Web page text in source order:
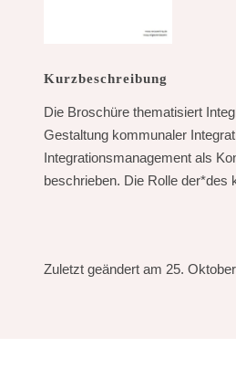
Kurzbeschreibung
Die Broschüre thematisiert
Gestaltung kommunaler
Integrationsmanagement als
beschrieben. Die Rolle der*des
Zuletzt geändert am 25.